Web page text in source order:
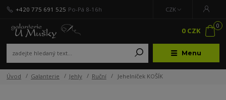
Menu
CZK
+420 775 691 525 Po-Pá 8-16h
0
0 CZK
Úvod Galanterie Jehly Ruční Jehelníček KOŠÍK